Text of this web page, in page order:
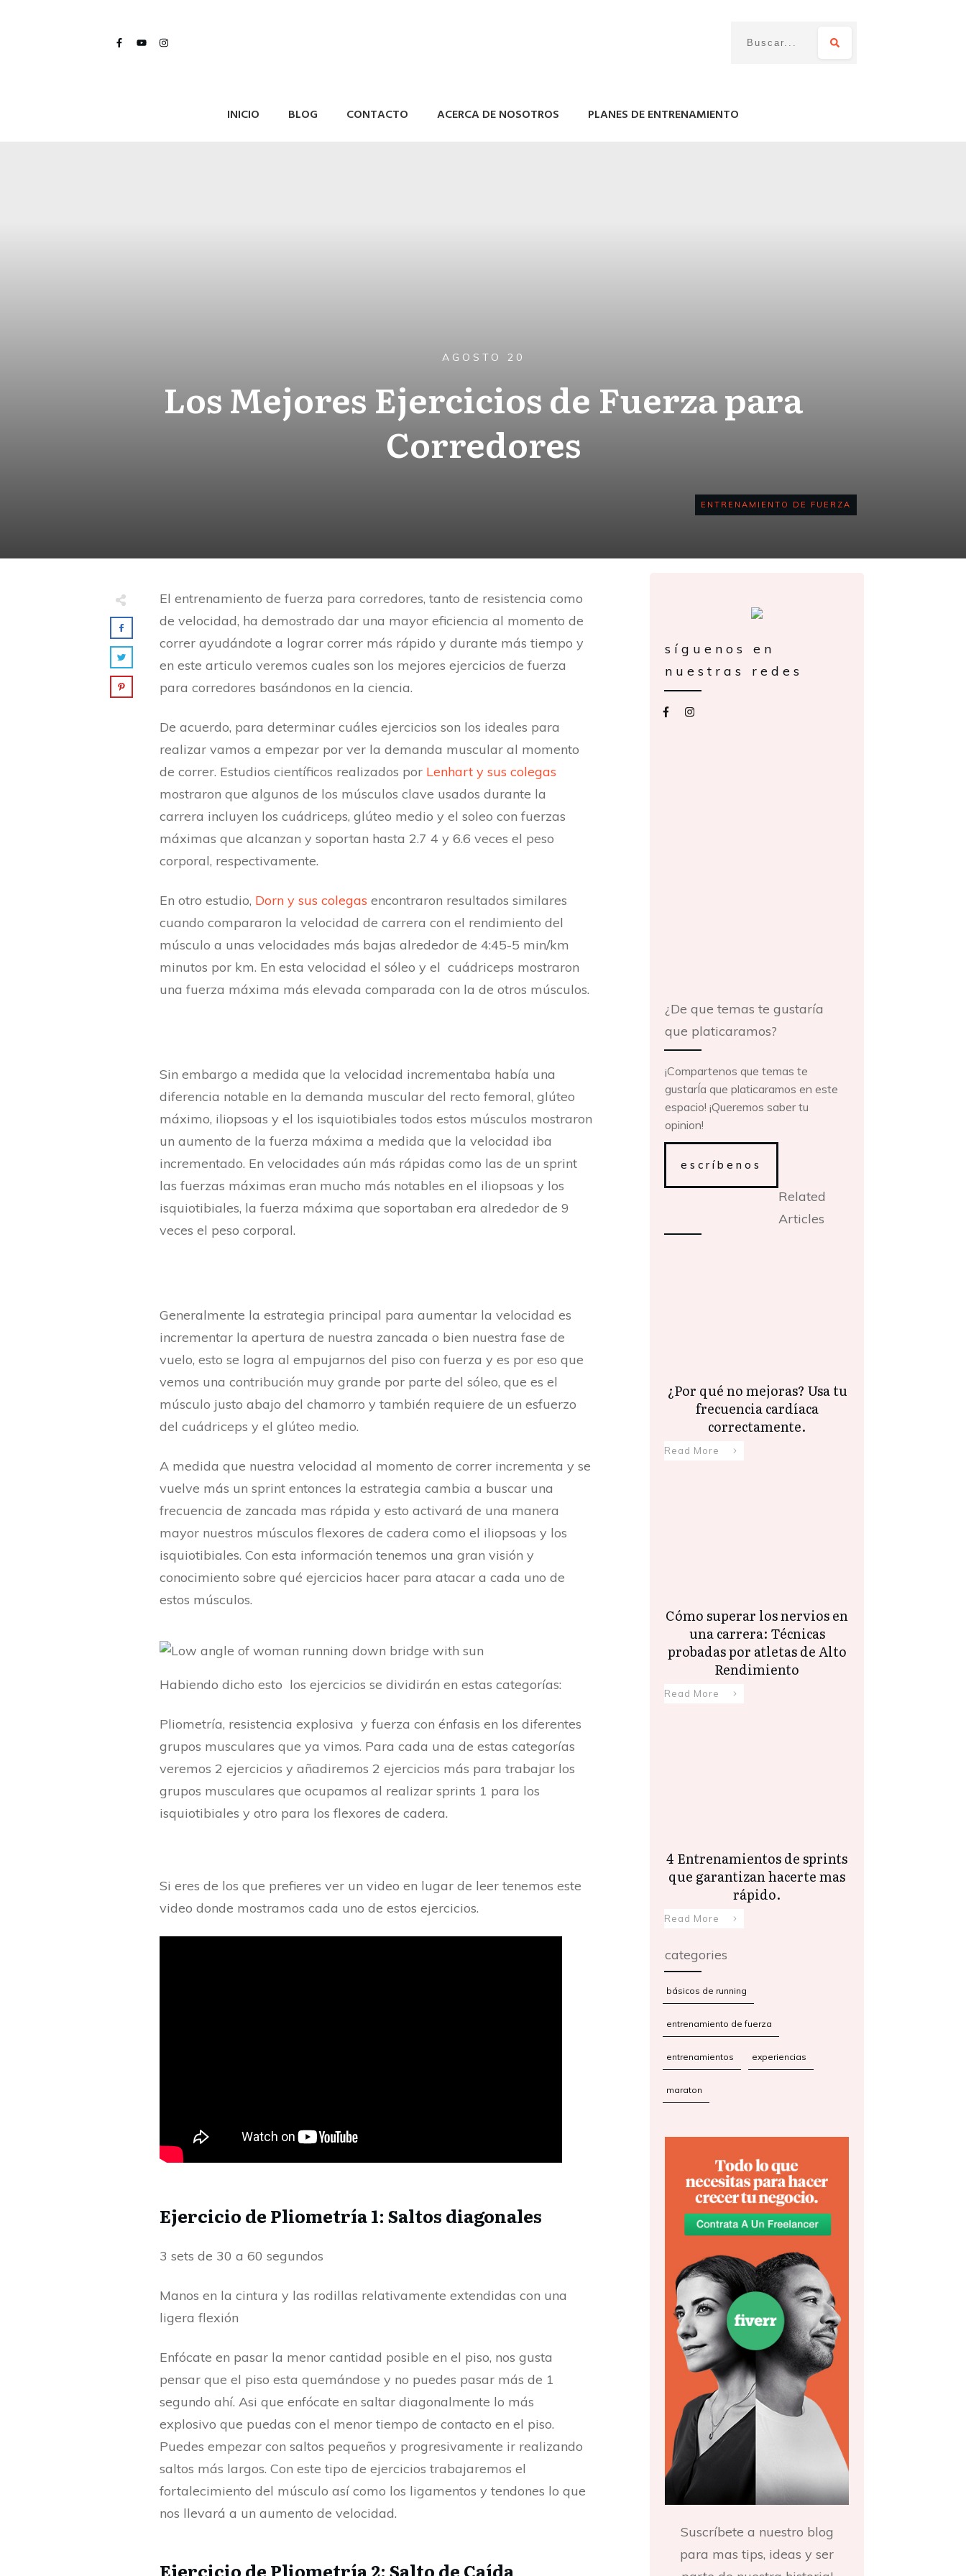
INICIO BLOG CONTACTO ACERCA DE NOSOTROS PLANES DE ENTRENAMIENTO
AGOSTO 20
Los Mejores Ejercicios de Fuerza para
Corredores
ENTRENAMIENTO DE FUERZA
El entrenamiento de fuerza para corredores, tanto de resistencia como
de velocidad, ha demostrado dar una mayor eficiencia al momento de
correr ayudándote a lograr correr más rápido y durante más tiempo y
en este articulo veremos cuales son los mejores ejercicios de fuerza
para corredores basándonos en la ciencia.
De acuerdo, para determinar cuáles ejercicios son los ideales para
realizar vamos a empezar por ver la demanda muscular al momento
de correr. Estudios científicos realizados por Lenhart y sus colegas
mostraron que algunos de los músculos clave usados durante la
carrera incluyen los cuádriceps, glúteo medio y el soleo con fuerzas
máximas que alcanzan y soportan hasta 2.7 4 y 6.6 veces el peso
corporal, respectivamente.
En otro estudio, Dorn y sus colegas encontraron resultados similares
cuando compararon la velocidad de carrera con el rendimiento del
músculo a unas velocidades más bajas alrededor de 4:45-5 min/km
minutos por km. En esta velocidad el sóleo y el cuádriceps mostraron
una fuerza máxima más elevada comparada con la de otros músculos.
Sin embargo a medida que la velocidad incrementaba había una
diferencia notable en la demanda muscular del recto femoral, glúteo
máximo, iliopsoas y el los isquiotibiales todos estos músculos mostraron
un aumento de la fuerza máxima a medida que la velocidad iba
incrementado. En velocidades aún más rápidas como las de un sprint
las fuerzas máximas eran mucho más notables en el iliopsoas y los
isquiotibiales, la fuerza máxima que soportaban era alrededor de 9
veces el peso corporal.
Generalmente la estrategia principal para aumentar la velocidad es
incrementar la apertura de nuestra zancada o bien nuestra fase de
vuelo, esto se logra al empujarnos del piso con fuerza y es por eso que
vemos una contribución muy grande por parte del sóleo, que es el
músculo justo abajo del chamorro y también requiere de un esfuerzo
del cuádriceps y el glúteo medio.
A medida que nuestra velocidad al momento de correr incrementa y se
vuelve más un sprint entonces la estrategia cambia a buscar una
frecuencia de zancada mas rápida y esto activará de una manera
mayor nuestros músculos flexores de cadera como el iliopsoas y los
isquiotibiales. Con esta información tenemos una gran visión y
conocimiento sobre qué ejercicios hacer para atacar a cada uno de
estos músculos.
Habiendo dicho esto los ejercicios se dividirán en estas categorías:
Pliometría, resistencia explosiva y fuerza con énfasis en los diferentes
grupos musculares que ya vimos. Para cada una de estas categorías
veremos 2 ejercicios y añadiremos 2 ejercicios más para trabajar los
grupos musculares que ocupamos al realizar sprints 1 para los
isquiotibiales y otro para los flexores de cadera.
Si eres de los que prefieres ver un video en lugar de leer tenemos este
video donde mostramos cada uno de estos ejercicios.
Ejercicio de Pliometría 1: Saltos diagonales
3 sets de 30 a 60 segundos
Manos en la cintura y las rodillas relativamente extendidas con una
ligera flexión
Enfócate en pasar la menor cantidad posible en el piso, nos gusta
pensar que el piso esta quemándose y no puedes pasar más de 1
segundo ahí. Asi que enfócate en saltar diagonalmente lo más
explosivo que puedas con el menor tiempo de contacto en el piso.
Puedes empezar con saltos pequeños y progresivamente ir realizando
saltos más largos. Con este tipo de ejercicios trabajaremos el
fortalecimiento del músculo así como los ligamentos y tendones lo que
nos llevará a un aumento de velocidad.
Ejercicio de Pliometría 2: Salto de Caída
síguenos en
nuestras redes
¿De que temas te gustaría
que platicaramos?
¡Compartenos que temas te
gustarÍa que platicaramos en este
espacio! ¡Queremos saber tu
opinion!
escríbenos
Related
Articles
¿Por qué no mejoras? Usa tu
frecuencia cardíaca
correctamente.
Read More
Cómo superar los nervios en
una carrera: Técnicas
probadas por atletas de Alto
Rendimiento
Read More
4 Entrenamientos de sprints
que garantizan hacerte mas
rápido.
Read More
categories
básicos de running
entrenamiento de fuerza
entrenamientos experiencias
maraton
Suscríbete a nuestro blog
para mas tips, ideas y ser